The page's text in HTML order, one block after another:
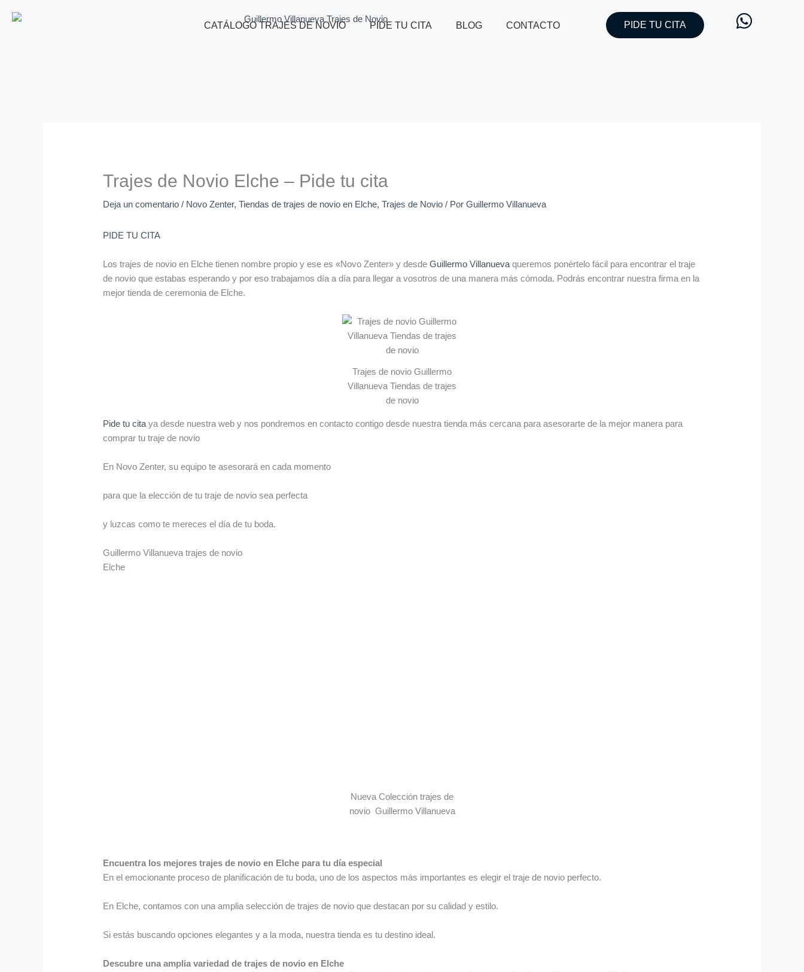
CATÁLOGO TRAJES DE NOVIO PIDE TU CITA BLOG CONTACTO PIDE TU CITA
Trajes de Novio Elche – Pide tu cita
Deja un comentario / Novo Zenter,Tiendas de trajes de novio en Elche,Trajes de Novio / PorGuillermo Villanueva
PIDE TU CITA
Los trajes de novio en Elche tienen nombre propio y ese es «Novo Zenter» y desdeGuillermo Villanueva queremos ponértelo fácil para encontrar el traje
de novio que estabas esperando y por eso trabajamos día a día para llegar a vosotros de una manera más cómoda. Podrás encontrar nuestra firma en la
mejor tienda de ceremonia de Elche.
Trajes de novio Guillermo
Villanueva Tiendas de trajes
de novio
Pide tu cita ya desde nuestra web y nos pondremos en contacto contigo desde nuestra tienda más cercana para asesorarte de la mejor manera para
comprar tu traje de novio
En Novo Zenter, su equipo te asesorará en cada momento
para que la elección de tu traje de novio sea perfecta
y luzcas como te mereces el día de tu boda.
Guillermo Villanueva trajes de novio
Elche
Nueva Colección trajes de
novio Guillermo Villanueva
Encuentra los mejores trajes de novio en Elche para tu día especial
En el emocionante proceso de planificación de tu boda, uno de los aspectos más importantes es elegir el traje de novio perfecto.
En Elche, contamos con una amplia selección de trajes de novio que destacan por su calidad y estilo.
Si estás buscando opciones elegantes y a la moda, nuestra tienda es tu destino ideal.
Descubre una amplia variedad de trajes de novio en Elche